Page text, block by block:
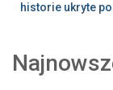
historie ukryte